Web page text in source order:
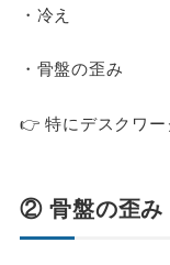
・冷え
・骨盤の歪み
👉 特にデスクワー
② 骨盤の歪み